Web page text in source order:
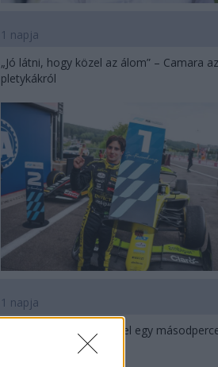
1 napja
„Jó látni, hogy közel az álom” – Camara
pletykákról
1 napja
MotoGP: Bezzecchi közel egy
javított a körrekordon